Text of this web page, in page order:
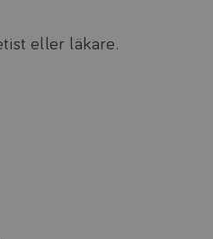
eller läkare.